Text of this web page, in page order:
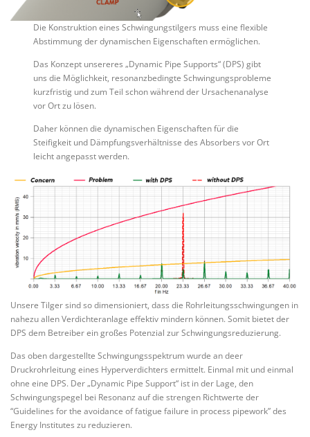
Die Konstruktion eines Schwingungstilgers muss eine flexible
Abstimmung der dynamischen Eigenschaften ermöglichen.
Das Konzept unsereres „Dynamic Pipe Supports“ (DPS) gibt
uns die Möglichkeit, resonanzbedingte Schwingungsprobleme
kurzfristig und zum Teil schon während der Ursachenanalyse
vor Ort zu lösen.
Daher können die dynamischen Eigenschaften für die
Steifigkeit und Dämpfungsverhältnisse des Absorbers vor Ort
leicht angepasst werden.
Unsere Tilger sind so dimensioniert, dass die Rohrleitungsschwingungen in
nahezu allen Verdichteranlage effektiv mindern können. Somit bietet der
DPS dem Betreiber ein großes Potenzial zur Schwingungsreduzierung.
Das oben dargestellte Schwingungsspektrum wurde an deer
Druckrohrleitung eines Hyperverdichters ermittelt. Einmal mit und einmal
ohne eine DPS. Der „Dynamic Pipe Support“ ist in der Lage, den
Schwingungspegel bei Resonanz auf die strengen Richtwerte der
“Guidelines for the avoidance of fatigue failure in process pipework” des
Energy Institutes zu reduzieren.